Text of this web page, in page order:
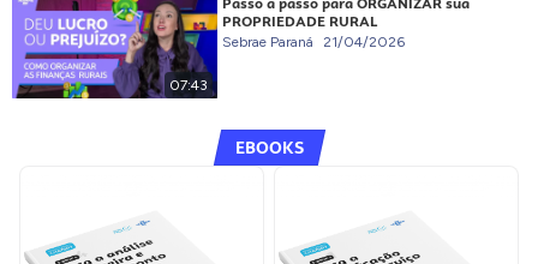
07:43
PROPRIEDADE RURAL
Sebrae Paraná 21/04/2026
EBOOKS